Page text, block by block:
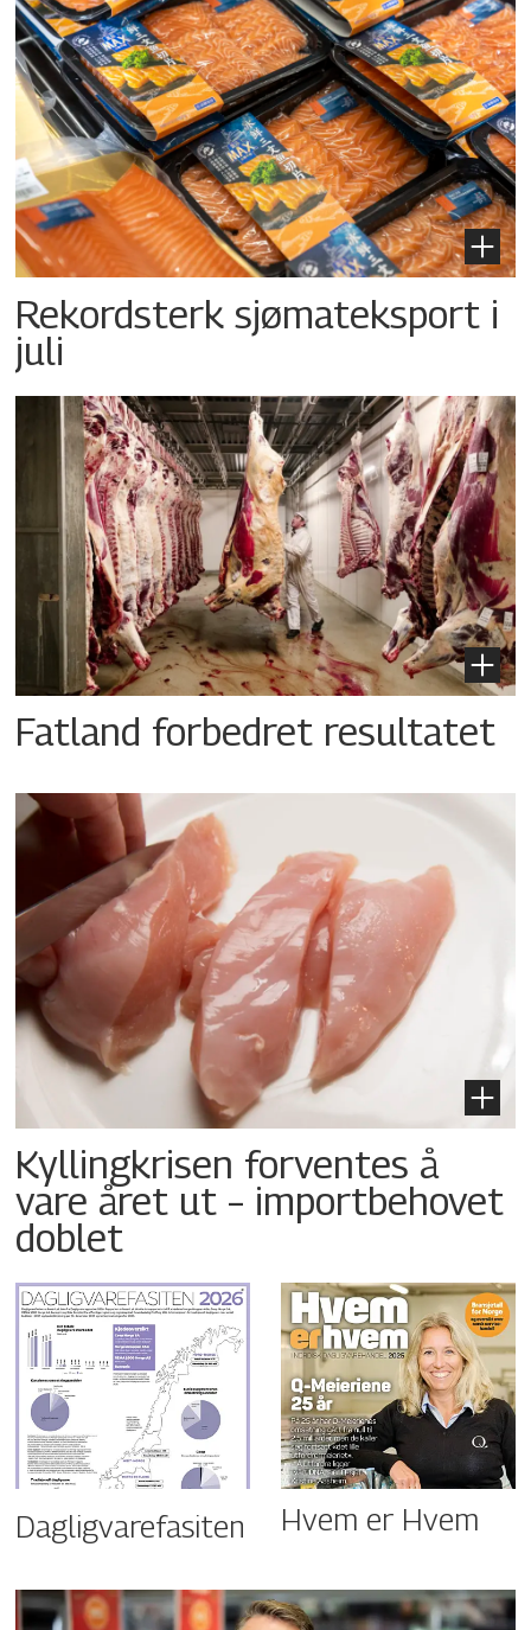
Rekordsterk sjømateksport i
juli
Fatland forbedret resultatet
Kyllingkrisen forventes å
vare året ut – importbehovet
doblet
Dagligvarefasiten Hvem er Hvem